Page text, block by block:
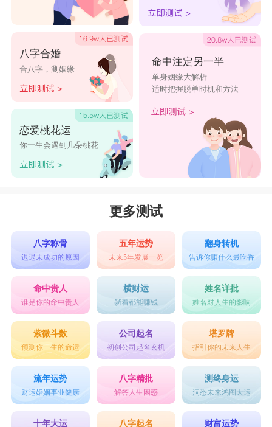
八字合婚
合八字，测姻缘
恋爱桃花运
你一生会遇到几朵桃花
命中注定另一半
单身姻缘大解析
适时把握脱单时机和方法
更多测试
八字称骨
迟迟未成功的原因
五年运势
未来5年发展一览
翻身转机
告诉你赚什么最吃香
命中贵人
谁是你的命中贵人
横财运
躺着都能赚钱
姓名详批
姓名对人生的影响
紫微斗数
预测你一生的命运
公司起名
初创公司起名玄机
塔罗牌
指引你的未来人生
流年运势
财运婚姻事业健康
八字精批
解答人生困惑
测终身运
洞悉未来鸿图大运
十年大运 八字起名 财富运势